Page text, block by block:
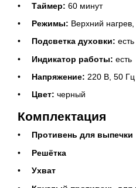
Таймер: 60 минут
Режимы: Верхний
Подсветка духовки: есть
Индикатор работы: есть
Напряжение: 220 В, 50 Гц
Цвет: черный
Комплектация
Противень для выпечки
Решётка
Ухват